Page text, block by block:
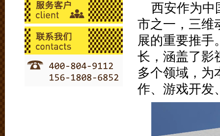
西安作为中
市之一，三维
展的重要推手
长，涵盖了影
多个领域，为
作、游戏开发